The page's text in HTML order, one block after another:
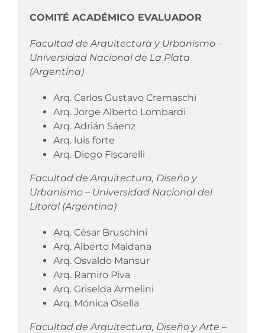
COMITÉ ACADÉMICO EVALUADOR
Facultad de Arquitectura y Urbanismo –
Universidad Nacional de La Plata
(Argentina)
Arq. Carlos Gustavo Cremaschi
Arq. Jorge Alberto Lombardi
Arq. Adrián Sáenz
Arq. luis forte
Arq. Diego Fiscarelli
Facultad de Arquitectura, Diseño y
Urbanismo – Universidad Nacional del
Litoral (Argentina)
Arq. César Bruschini
Arq. Alberto Maidana
Arq. Osvaldo Mansur
Arq. Ramiro Piva
Arq. Griselda Armelini
Arq. Mónica Osella
Facultad de Arquitectura, Diseño y Arte –